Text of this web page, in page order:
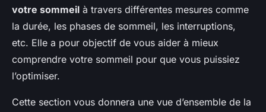
votre sommeil à travers différentes mesures comme
la durée, les phases de sommeil, les interruptions,
etc. Elle a pour objectif de vous aider à mieux
comprendre votre sommeil pour que vous puissiez
l’optimiser.
Cette section vous donnera une vue d’ensemble de la